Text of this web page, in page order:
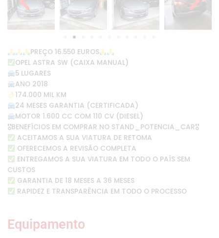
PREÇO 16.550 EUROS
OPEL ASTRA SW (CAIXA MANUAL)
5 LUGARES
ANO 2018
174.000 MIL KM
24 MESES GARANTIA (CERTIFICADA)
MOTOR 1.600 CC COM 110 CV (DIESEL)
🎖BENEFÍCIOS EM COMPRAR NO STAND_POTENCIA_CAR🎖
ACEITAMOS A SUA VIATURA DE RETOMA
OFERECEMOS A REVISÃO COMPLETA
ENTREGAMOS A SUA VIATURA EM TODO O PAÍS SEM
CUSTOS
GARANTIA DE 18 MESES A 36 MESES
RAPIDEZ E TRANSPARÊNCIA EM TODO O PROCESSO
Equipamento